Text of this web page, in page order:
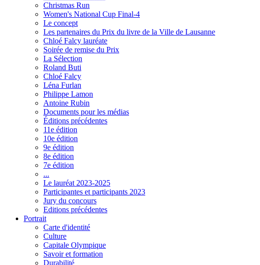
Christmas Run
Women's National Cup Final-4
Le concept
Les partenaires du Prix du livre de la Ville de Lausanne
Chloé Falcy lauréate
Soirée de remise du Prix
La Sélection
Roland Buti
Chloé Falcy
Léna Furlan
Philippe Lamon
Antoine Rubin
Documents pour les médias
Éditions précédentes
11e édition
10e édition
9e édition
8e édition
7e édition
...
Le lauréat 2023-2025
Participantes et participants 2023
Jury du concours
Editions précédentes
Portrait
Carte d'identité
Culture
Capitale Olympique
Savoir et formation
Durabilité